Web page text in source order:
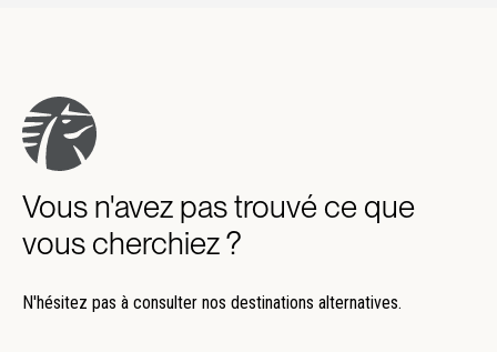
Vous n'avez pas trouvé ce que
vous cherchiez ?
N'hésitez pas à consulter nos destinations alternatives.